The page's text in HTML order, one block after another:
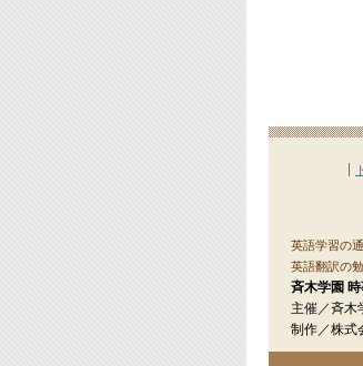
英語学習の
英語翻訳の
斉木学園
主催／斉
制作／株式